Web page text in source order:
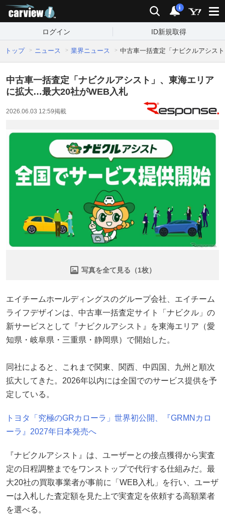
検索 通知
i
ログイン ID新規取得
トップ ニュース 業界ニュース 中古車一括査定「ナビクルアシス
中古車一括査定「ナビクルアシスト」、東海エリア
に拡大…最大20社がWEB入札
2026.06.03 12:59掲載
写真を全て見る（1枚）
エイチームホールディングスのグループ会社、エイチーム
ライフデザインは、中古車一括査定サイト「ナビクル」の
新サービスとして『ナビクルアシスト』を東海エリア（愛
知県・岐阜県・三重県・静岡県）で開始した。
同社によると、これまで関東、関西、中四国、九州と順次
拡大してきた。2026年以内には全国でのサービス提供を予
定している。
トヨタ「究極のGRカローラ」世界初公開、『GRMNカロ
ーラ』2027年日本発売へ
『ナビクルアシスト』は、ユーザーとの接点獲得から実査
定の日程調整までをワンストップで代行する仕組みだ。最
大20社の買取事業者が事前に「WEB入札」を行い、ユーザ
ーは入札した査定額を見た上で実査定を依頼する高額業者
を選べる。